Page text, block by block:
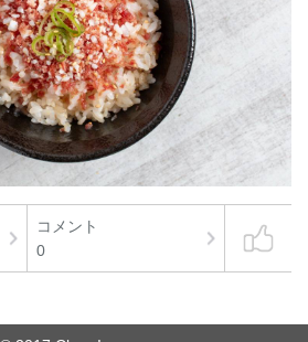
コメント
0